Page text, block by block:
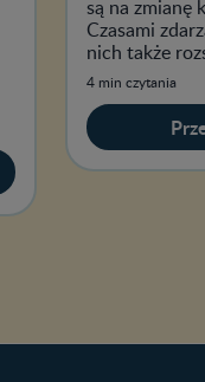
są na zmianę
Czasami
nich także
4 min czytania